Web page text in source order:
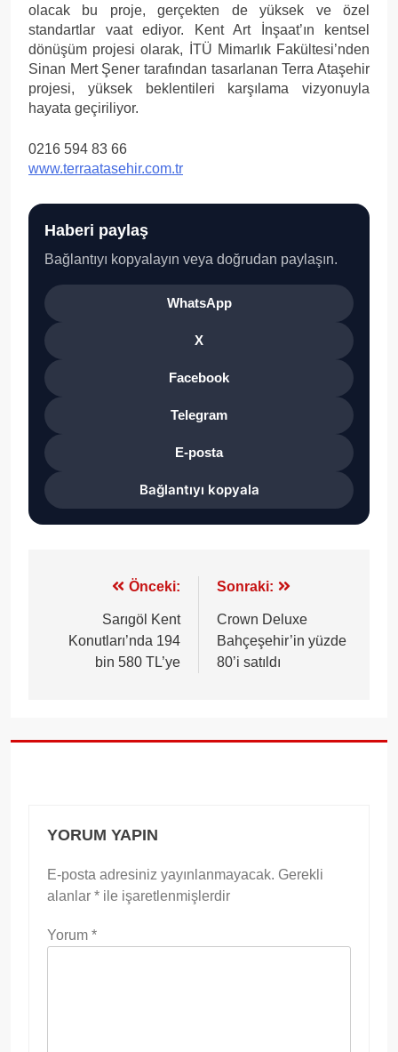
olacak bu proje, gerçekten de yüksek ve özel
standartlar vaat ediyor. Kent Art İnşaat’ın kentsel
dönüşüm projesi olarak, İTÜ Mimarlık Fakültesi’nden
Sinan Mert Şener tarafından tasarlanan Terra Ataşehir
projesi, yüksek beklentileri karşılama vizyonuyla
hayata geçiriliyor.
0216 594 83 66
www.terraatasehir.com.tr
Haberi paylaş
Bağlantıyı kopyalayın veya doğrudan paylaşın.
WhatsApp
X
Facebook
Telegram
E-posta
Bağlantıyı kopyala
gezinmesi
Önceki:
Sarıgöl Kent
Konutları’nda 194
bin 580 TL’ye
Sonraki:
Crown Deluxe
Bahçeşehir’in yüzde
80’i satıldı
YORUM YAPIN
E-posta adresiniz yayınlanmayacak. Gerekli
alanlar * ile işaretlenmişlerdir
Yorum *